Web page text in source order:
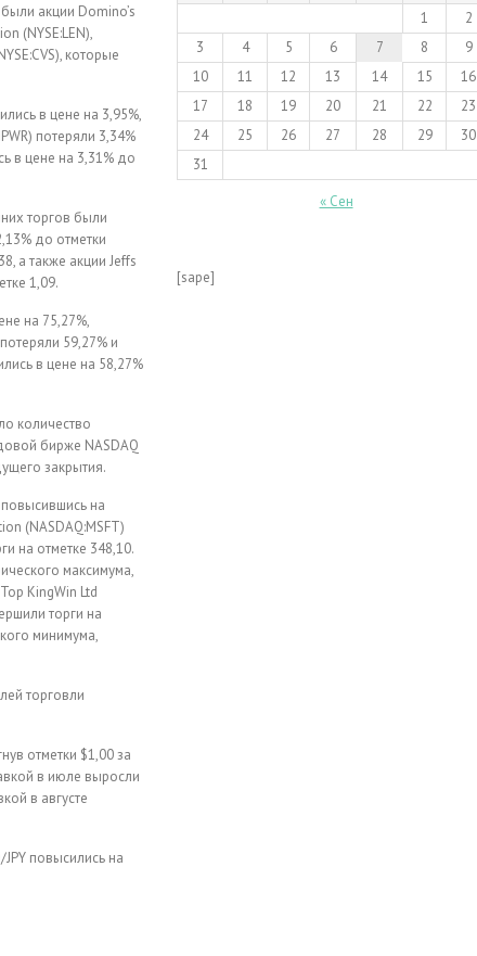
акции Domino’s
(NYSE:LEN),
которые
в цене на 3,95%,
потеряли 3,34%
в цене на 3,31% до
торгов были
до отметки
а также акции Jeffs
1,09.
на 75,27%,
59,27% и
в цене на 58,27%
количество
бирже NASDAQ
закрытия.
на
(NASDAQ:MSFT)
на отметке 348,10.
максимума,
KingWin Ltd
торги на
минимума,
торговли
отметки $1,00 за
в июле выросли
в августе
повысились на
1
2
3
4 5 6 7 8
9
10
11 12 13 14 15
16
17
18 19 20 21 22
23
24
25 26 27 28 29
30
31
« Сен
[sape]